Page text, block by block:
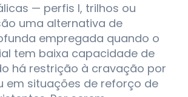
— perfis I, trilhos ou
uma alternativa de
empregada quando o
tem baixa capacidade de
há restrição à cravação por
em situações de reforço de